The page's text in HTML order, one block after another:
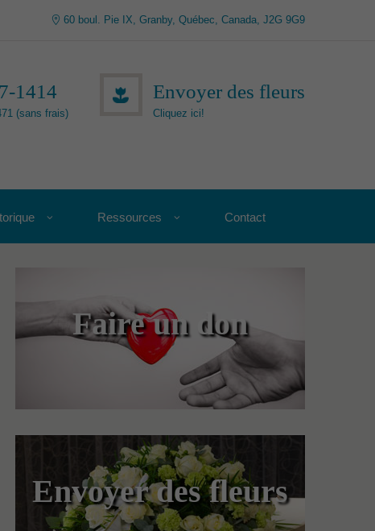
60 boul. Pie IX, Granby, Québec, Canada, J2G 9G9
1414
(sans frais)
Envoyer des fleurs
Cliquez ici!
Ressources Contact
Faire un don
Envoyer des fleurs